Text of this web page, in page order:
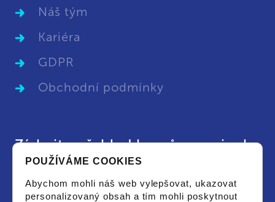
Náš tým
Kariéra
GDPR
Obchodní podmínky
Získejte přehled kurzů a novinek
či novinkami a souhlasím se zpracováním
osobních údajů pro tyto účely.
POUŽÍVÁME COOKIES
Abychom mohli náš web vylepšovat, ukazovat
personalizovaný obsah a tím mohli poskytnout